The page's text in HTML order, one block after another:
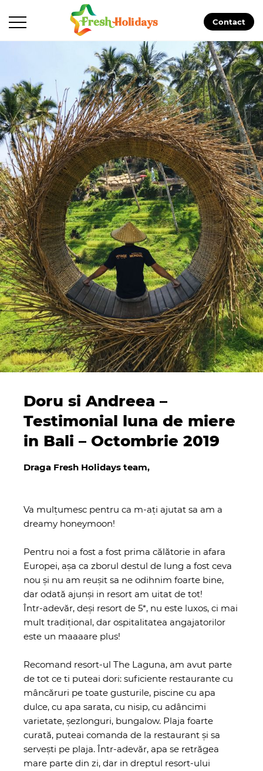
Contact
Doru si Andreea –
Testimonial luna de miere
in Bali – Octombrie 2019
Draga Fresh Holidays team,
Va mulțumesc pentru ca m-ați ajutat sa am a
dreamy honeymoon!
Pentru noi a fost a fost prima călătorie in afara
Europei, așa ca zborul destul de lung a fost ceva
nou și nu am reușit sa ne odihnim foarte bine,
dar odată ajunși in resort am uitat de tot!
Într-adevăr, deși resort de 5*, nu este luxos, ci mai
mult tradițional, dar ospitalitatea angajatorilor
este un maaaare plus!
Recomand resort-ul The Laguna, am avut parte
de tot ce ti puteai dori: suficiente restaurante cu
mâncăruri pe toate gusturile, piscine cu apa
dulce, cu apa sarata, cu nisip, cu adâncimi
varietate, șezlonguri, bungalow. Plaja foarte
curată, puteai comanda de la restaurant și sa
servești pe plaja. Într-adevăr, apa se retrăgea
mare parte din zi, dar in dreptul resort-ului